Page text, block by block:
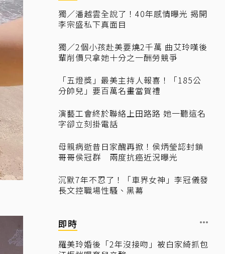
獨／潘越雲全說了！40年感情曝光 揭開
李宗盛私下真面目
獨／2個小孩赴美要燒2千萬 曲艾玲嘆後
輩削價只拿她十分之一酬勞競爭
「五燈獎」最美主持人報喜！「185公
分帥兒」要百萬名畫當賀禮
演藝工會終於聯絡上田路路 她一聽這名
字卻立刻掛電話
母親病逝昔日家醜再掀！侯炳瑩認封鎖
哥哥侯冠群 兩度抗癌近況曝光
沉默7年不忍了！「車界女神」李冠儀發
長文控職場性騷、黑幕
即時
羅美玲婚後「2年沒接吻」被白家綺抓包